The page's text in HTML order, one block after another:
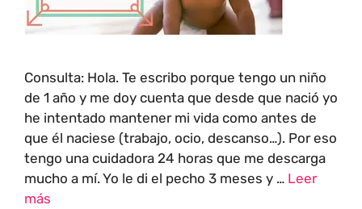
Consulta: Hola. Te escribo porque tengo un niño
de 1 año y me doy cuenta que desde que nació yo
he intentado mantener mi vida como antes de
que él naciese (trabajo, ocio, descanso…). Por eso
tengo una cuidadora 24 horas que me descarga
mucho a mí. Yo le di el pecho 3 meses y … Leer
más